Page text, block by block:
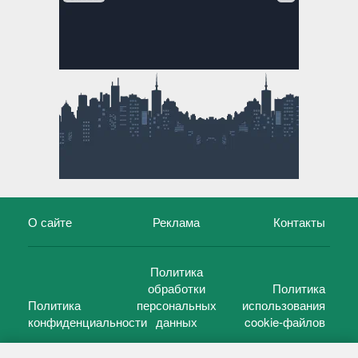
О сайте Реклама Контакты
Политика
конфиденциальности
Политика
обработки
персональных
данных
Политика
использования
cookie-файлов